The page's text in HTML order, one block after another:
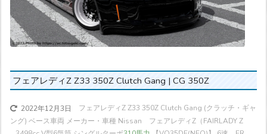
フェアレディZ Z33 350Z Clutch Gang | CG 350Z
2022年12月3日
フェアレディZ Z33 350Z Clutch Gang (クラッチ・ギャ
ング) ベース車両 メーカー・車種 Nissan フェアレディZ（FAIRLADY Z